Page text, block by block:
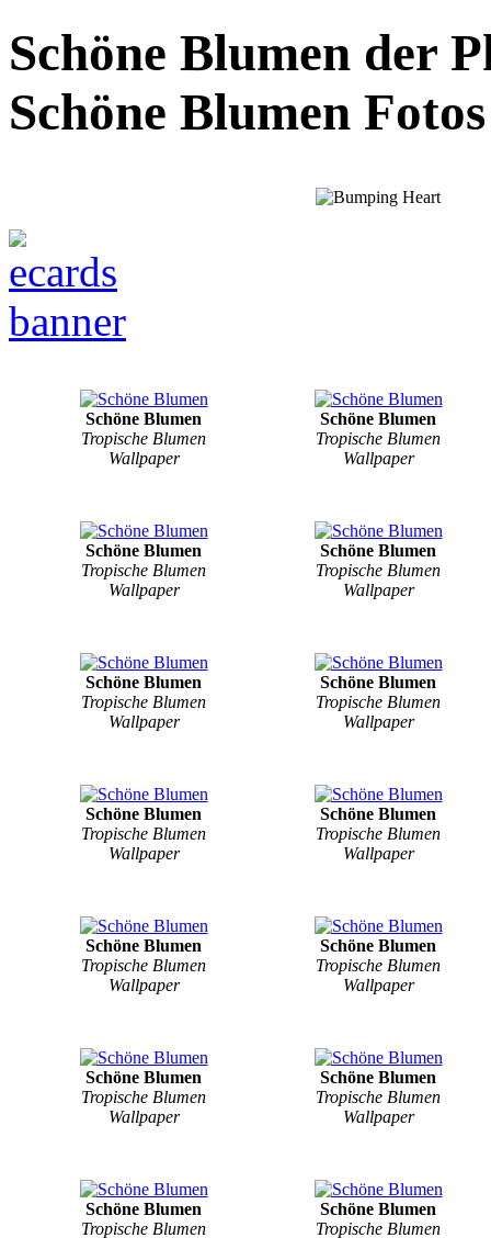
Schöne Blumen der
Schöne Blumen
Schöne Blumen
Tropische Blumen
Wallpaper
Schöne Blumen
Tropische Blumen
Wallpaper
Schöne Blumen
Tropische Blumen
Wallpaper
Schöne Blumen
Tropische Blumen
Wallpaper
Schöne Blumen
Tropische Blumen
Wallpaper
Schöne Blumen
Tropische Blumen
Wallpaper
Schöne Blumen
Tropische Blumen
Wallpaper
Schöne Blumen
Tropische Blumen
Wallpaper
Schöne Blumen
Tropische Blumen
Wallpaper
Schöne Blumen
Tropische Blumen
Wallpaper
Schöne Blumen
Tropische Blumen
Wallpaper
Schöne Blumen
Tropische Blumen
Wallpaper
Schöne Blumen
Tropische Blumen
Schöne Blumen
Tropische Blumen